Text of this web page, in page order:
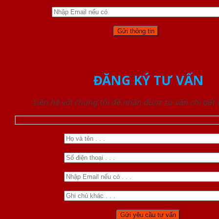
ĐĂNG KÝ TƯ VẤN
Liên hệ với chúng tôi để nhận được tư vấn chi tiết